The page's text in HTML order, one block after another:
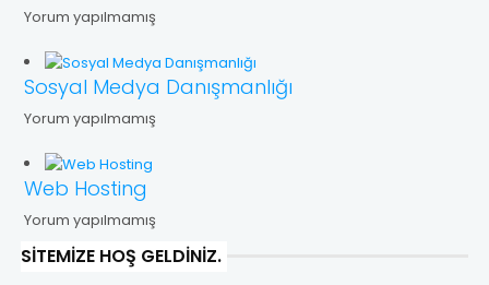
Yorum yapılmamış
Sosyal Medya Danışmanlığı
Yorum yapılmamış
Web Hosting
Yorum yapılmamış
SITEMIZE HOŞ GELDINIZ.